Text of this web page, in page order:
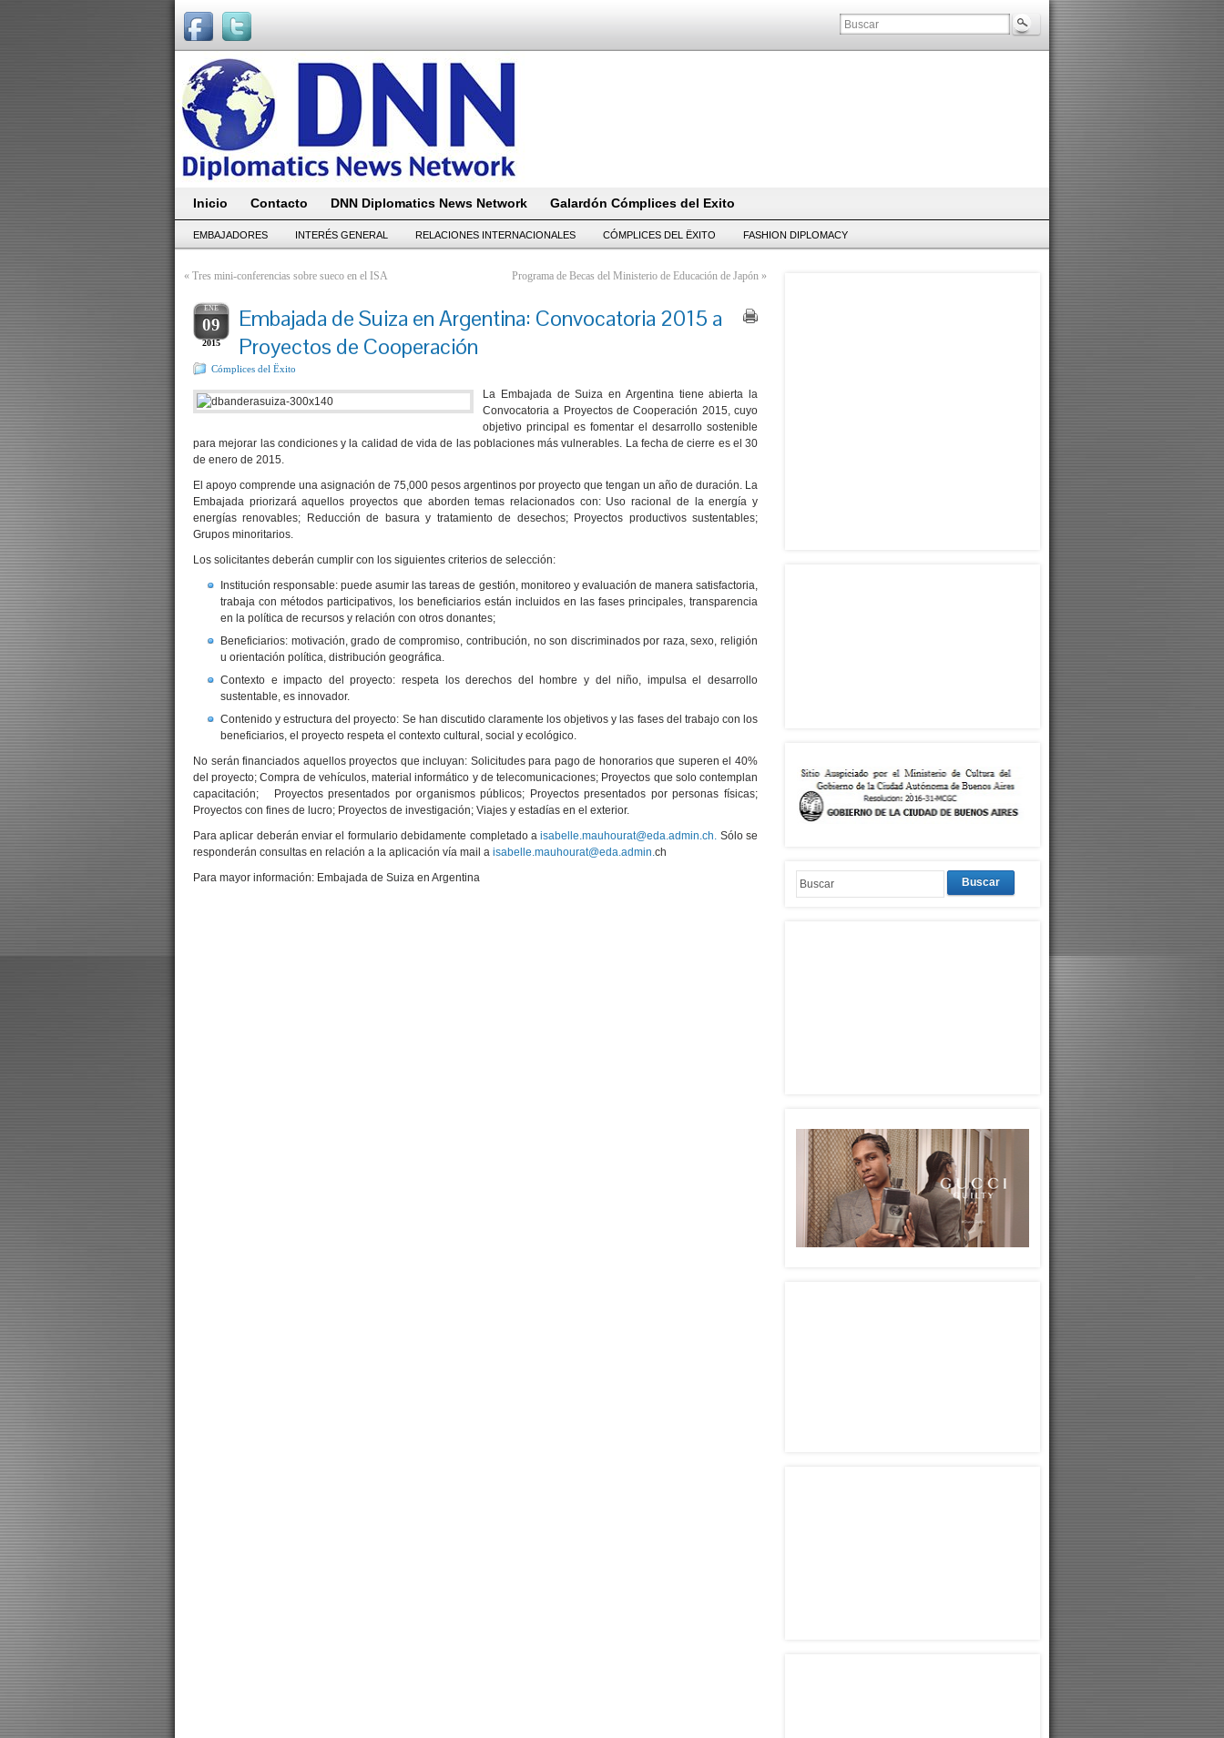
Inicio Contacto DNN Diplomatics News Network Galardón Cómplices del Exito
EMBAJADORES INTERÉS GENERAL RELACIONES INTERNACIONALES CÓMPLICES DEL ËXITO FASHION DIPLOMACY
« Tres mini-conferencias sobre sueco en el ISA Programa de Becas del Ministerio de Educación de Japón »
ENE
09
2015
Embajada de Suiza en Argentina: Convocatoria 2015 a
Proyectos de Cooperación
Cómplices del Ëxito
La Embajada de Suiza en Argentina tiene abierta la
Convocatoria a Proyectos de Cooperación 2015, cuyo
objetivo principal es fomentar el desarrollo sostenible
para mejorar las condiciones y la calidad de vida de las poblaciones más vulnerables. La fecha de cierre es el 30
de enero de 2015.
El apoyo comprende una asignación de 75,000 pesos argentinos por proyecto que tengan un año de duración. La
Embajada priorizará aquellos proyectos que aborden temas relacionados con: Uso racional de la energía y
energías renovables; Reducción de basura y tratamiento de desechos; Proyectos productivos sustentables;
Grupos minoritarios.
Los solicitantes deberán cumplir con los siguientes criterios de selección:
Institución responsable: puede asumir las tareas de gestión, monitoreo y evaluación de manera satisfactoria,
trabaja con métodos participativos, los beneficiarios están incluidos en las fases principales, transparencia
en la política de recursos y relación con otros donantes;
Beneficiarios: motivación, grado de compromiso, contribución, no son discriminados por raza, sexo, religión
u orientación política, distribución geográfica.
Contexto e impacto del proyecto: respeta los derechos del hombre y del niño, impulsa el desarrollo
sustentable, es innovador.
Contenido y estructura del proyecto: Se han discutido claramente los objetivos y las fases del trabajo con los
beneficiarios, el proyecto respeta el contexto cultural, social y ecológico.
No serán financiados aquellos proyectos que incluyan: Solicitudes para pago de honorarios que superen el 40%
del proyecto; Compra de vehículos, material informático y de telecomunicaciones; Proyectos que solo contemplan
capacitación; Proyectos presentados por organismos públicos; Proyectos presentados por personas físicas;
Proyectos con fines de lucro; Proyectos de investigación; Viajes y estadías en el exterior.
Para aplicar deberán enviar el formulario debidamente completado aisabelle.mauhourat@eda.admin.ch. Sólo se
responderán consultas en relación a la aplicación vía mail a isabelle.mauhourat@eda.admin.ch
Para mayor información: Embajada de Suiza en Argentina
Buscar